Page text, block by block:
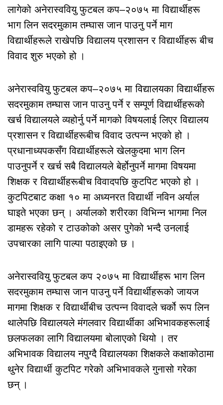
लागेको अनेरास्ववियु फुटबल कप–२०७५ मा विद्यार्थीहरू
भाग लिन सदरमुकाम तम्घास जान पाउनु पर्ने माग
विद्यार्थीहरूले राखेपछि विद्यालय प्रशासन र विद्यार्थीहरू बीच
विवाद शुरु भएको हो ।
अनेरास्ववियु फुटबल कप–२०७५ मा विद्यालयका विद्यार्थीहरू
सदरमुकाम तम्घास जान पाउनु पर्ने र सम्पूर्ण विद्यार्थीहरूको
खर्च विद्यालयले व्यहोर्नु पर्ने मागको विषयलाई लिएर विद्यालय
प्रशासन र विद्यार्थीहरूबीच विवाद उत्पन्न भएको हो ।
प्रधानाध्यपकसँग विद्यार्थीहरूले खेलकुदमा भाग लिन
पाउनुपर्ने र खर्च सबै विद्यालयले बेर्होनुपर्ने मागमा विषयमा
शिक्षक र विद्यार्थीहरूबीच विवादपछि कुटपिट भएको हो ।
कुटपिटबाट कक्षा १० मा अध्यनरत विद्यार्थी नविन अर्याल
घाइते भएका छन् । अर्यालको शरीरका विभिन्न भागमा निल
डामहरू रहेको र टाउकोको असर पुगेको भन्दै उनलाई
उपचारका लागि पाल्पा पठाइएको छ ।
अनेरास्ववियु फुटबल कप २०७५ मा विद्यार्थीहरू भाग लिन
सदरमुकाम तम्घास जान पाउनु पर्ने विद्यार्थीहरूको जायज
मागमा शिक्षक र विद्यार्थीबीच उत्पन्न विवादले चर्को रूप लिन
थालेपछि विद्यालयले मंगलवार विद्यार्थीका अभिभावकहरूलाई
छलफलका लागि विद्यालयमा बोलाएको थियो । तर
अभिभावक विद्यालय नपुग्दै विद्यालयका शिक्षकले कक्षाकोठामा
थुनेर विद्यार्थी कुटपिट गरेको अभिभावकले गुनासो गरेका
छन् ।